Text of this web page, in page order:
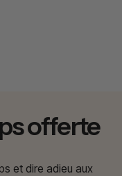
offerte
et dire adieu aux